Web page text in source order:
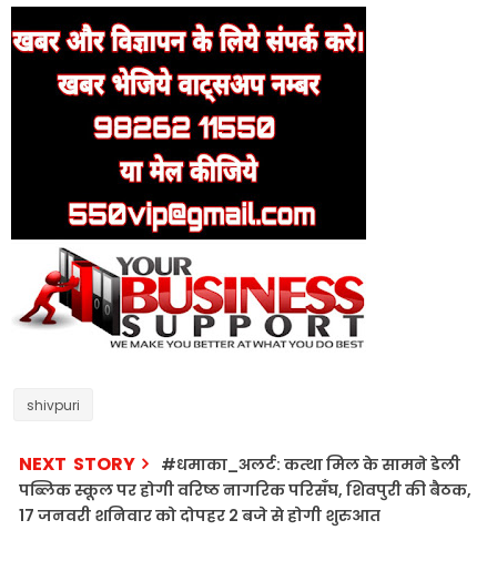
shivpuri
NEXT STORY
#धमाका_अलर्ट: कत्था मिल के सामने डेली
पब्लिक स्कूल पर होगी वरिष्ठ नागरिक परिसँघ, शिवपुरी की बैठक,
17 जनवरी शनिवार को दोपहर 2 बजे से होगी शुरुआत